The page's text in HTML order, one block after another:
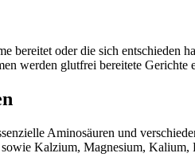
bereitet oder die sich
werden glutfrei bereitete Gerichte
Aminosäuren und
Kalzium, Magnesium,